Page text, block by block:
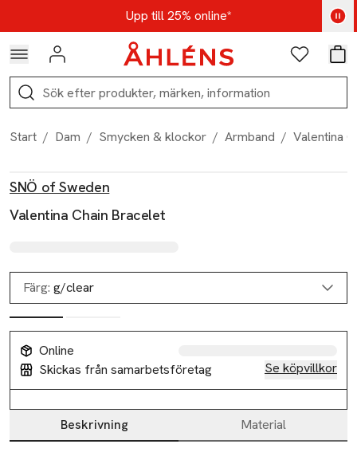
Hoppa till navigationsmenynUpp till 25% online*
Kod: AUG25 - Shoppa nu
Logga in Favoriter
Sök
Start / Dam / Smycken & klockor / Armband / Valentina
SNÖ of Sweden
Valentina Chain Bracelet
Färg: g/clear
Online
Skickas från samarbetsföretag
Se köpvillkor
Beskrivning Material